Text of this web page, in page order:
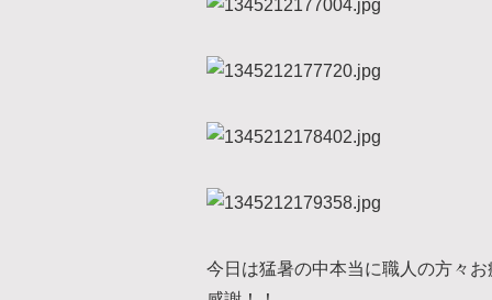
今日は猛暑の中本当に職人の方々お